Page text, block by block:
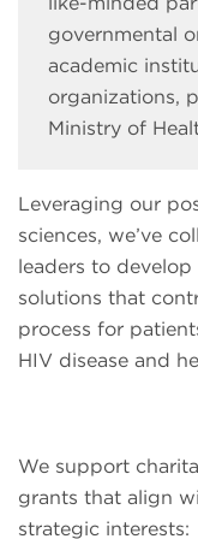
governmental
academic
organizations,
Ministry of
Leveraging our
sciences, we’ve
leaders to
solutions that
process for
HIV disease and
We support
grants that align
strategic interests: